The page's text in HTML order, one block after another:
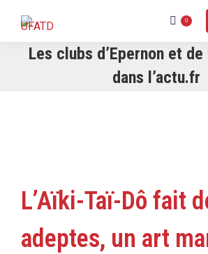
0
Les clubs d’Epernon et
dans l’actu.fr
L’Aïki-Taï-Dô fait
adeptes, un art